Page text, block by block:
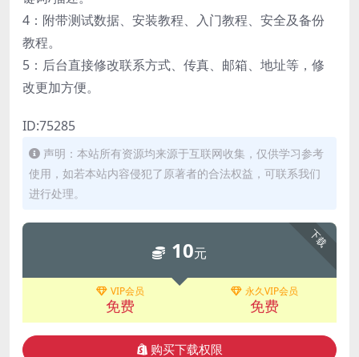
4：附带测试数据、安装教程、入门教程、安全及备份
教程。
5：后台直接修改联系方式、传真、邮箱、地址等，修
改更加方便。
ID:75285
声明：本站所有资源均来源于互联网收集，仅供学习参考
使用，如若本站内容侵犯了原著者的合法权益，可联系我们
进行处理。
下载
10元
VIP会员
免费
永久VIP会员
免费
购买下载权限